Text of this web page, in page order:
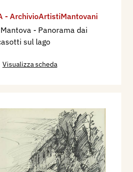
- ArchivioArtistiMantovani
- Panorama dai
sul lago
Visualizza scheda